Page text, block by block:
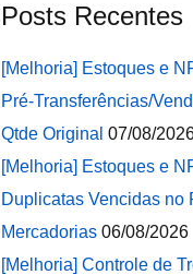
Posts Recentes
[Melhoria] Estoques e
Pré-Transferências/
Qtde Original 07/08/
[Melhoria] Estoques e
Duplicatas Vencidas no
Mercadorias 06/08/2026
[Melhoria] Controle de